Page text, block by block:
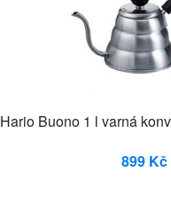
Hario Buono 1 l varná
899 Kč